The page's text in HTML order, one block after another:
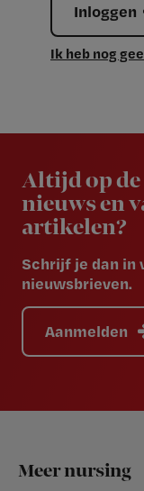
Inloggen
Ik heb nog
Altijd op de
nieuws en
artikelen?
Schrijf je dan in
nieuwsbrieven.
Aanmelden
Footer
Meer nursing